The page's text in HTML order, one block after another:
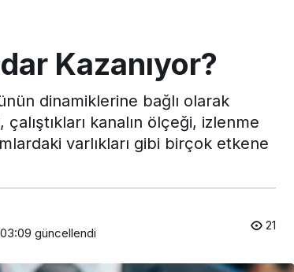
Kazanıyor?
dinamiklerine bağlı olarak
kanalın ölçeği, izlenme
varlıkları gibi birçok etkene
güncellendi 21